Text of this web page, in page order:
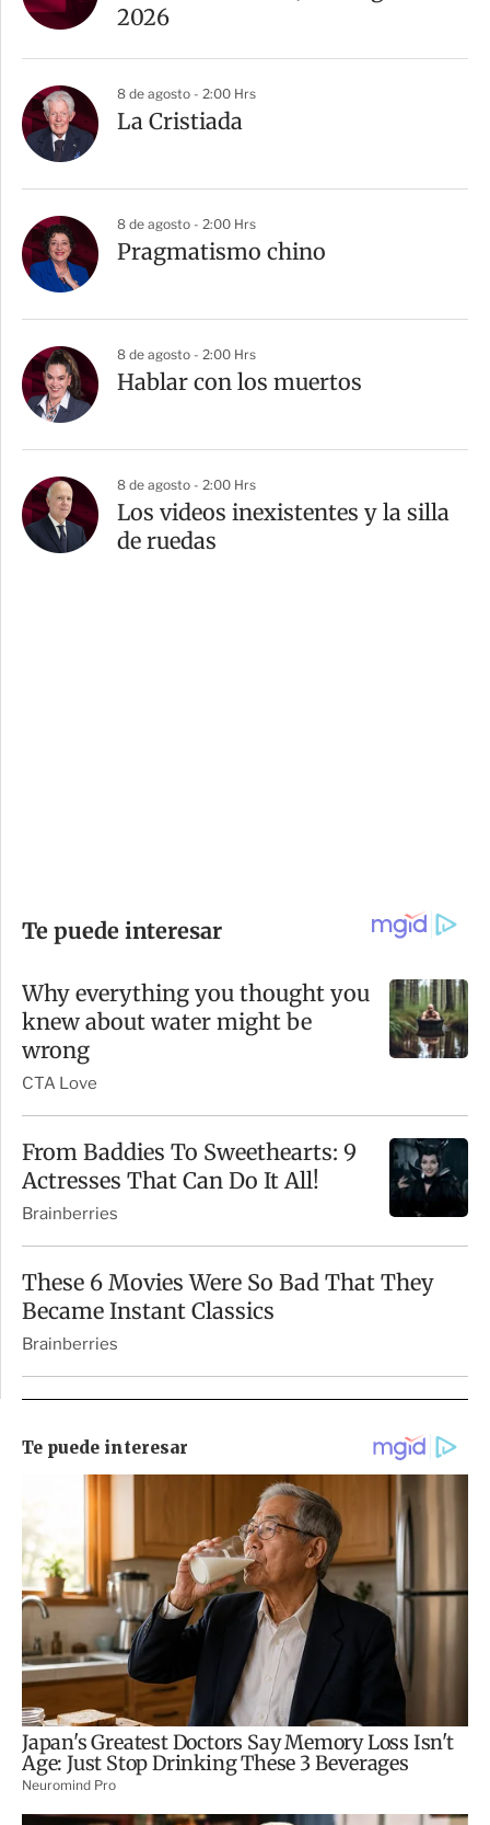
2026
8 de agosto - 2:00 Hrs
La Cristiada
8 de agosto - 2:00 Hrs
Pragmatismo chino
8 de agosto - 2:00 Hrs
Hablar con los muertos
8 de agosto - 2:00 Hrs
Los videos inexistentes y la silla
de ruedas